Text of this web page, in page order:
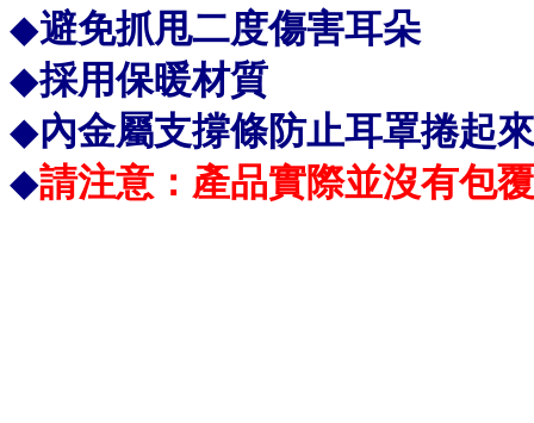
◆避免抓甩二度傷害耳朵
◆採用保暖材質
◆內金屬支撐條防止耳罩捲起來
◆請注意：產品實際並沒有包